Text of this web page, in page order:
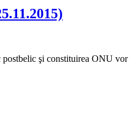
şi constituirea ONU vor